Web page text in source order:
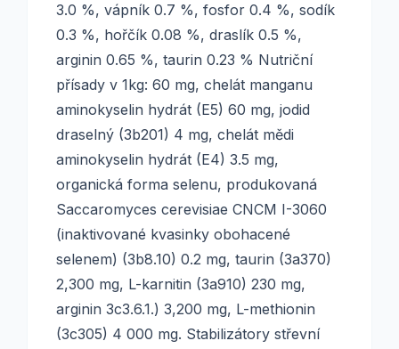
3.0 %, vápník 0.7 %, fosfor 0.4 %, sodík
0.3 %, hořčík 0.08 %, draslík 0.5 %,
arginin 0.65 %, taurin 0.23 % Nutriční
přísady v 1kg: 60 mg, chelát manganu
aminokyselin hydrát (E5) 60 mg, jodid
draselný (3b201) 4 mg, chelát mědi
aminokyselin hydrát (E4) 3.5 mg,
organická forma selenu, produkovaná
Saccaromyces cerevisiae CNCM I-3060
(inaktivované kvasinky obohacené
selenem) (3b8.10) 0.2 mg, taurin (3a370)
2,300 mg, L-karnitin (3a910) 230 mg,
arginin 3c3.6.1.) 3,200 mg, L-methionin
(3c305) 4 000 mg. Stabilizátory střevní